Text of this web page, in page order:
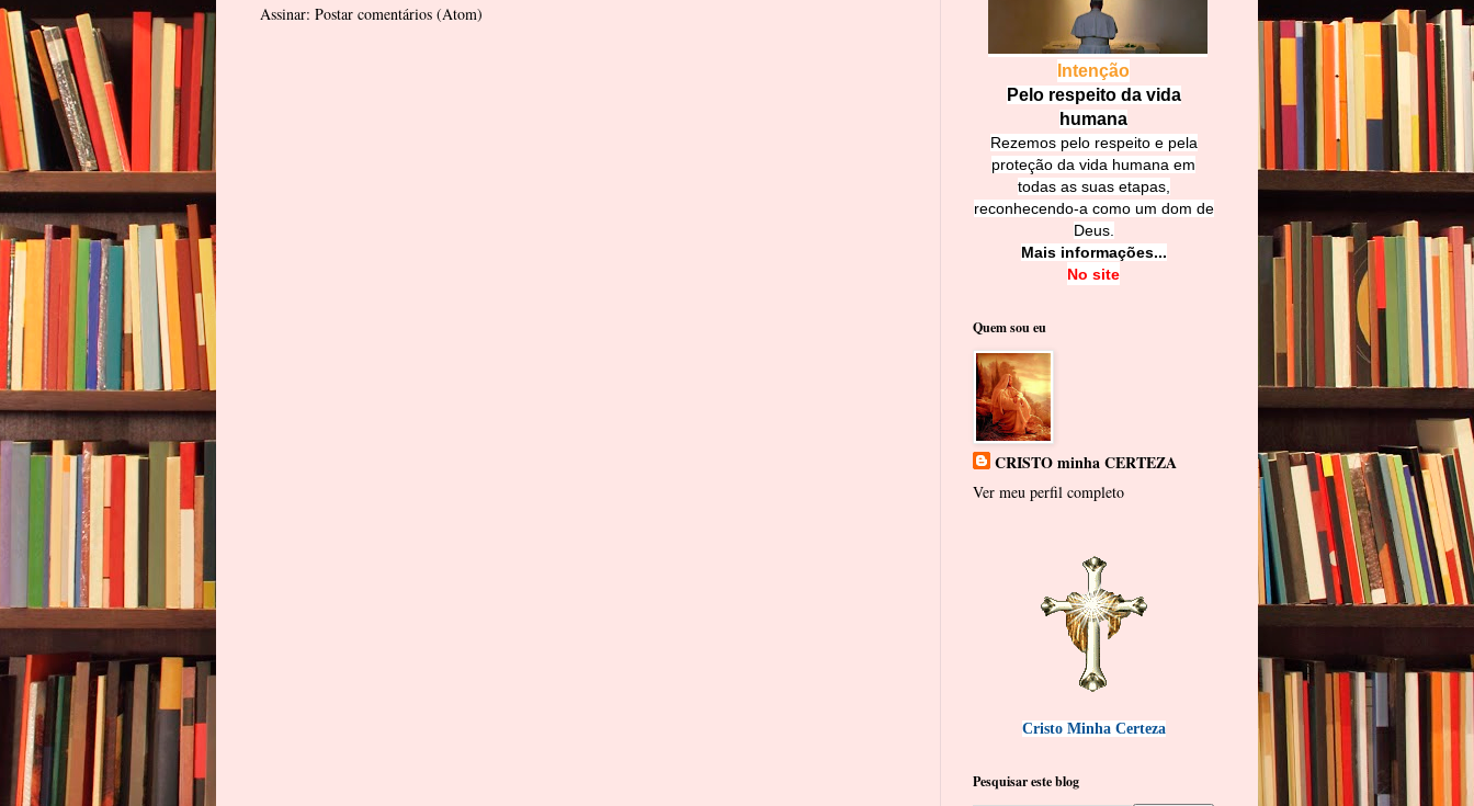
Assinar: Postar comentários (Atom)
Intenção
Pelo respeito da vida
humana
Rezemos pelo respeito e pela
proteção da vida humana em
todas as suas etapas,
reconhecendo-a como um dom de
Deus.
Mais informações...
No site
Quem sou eu
CRISTO minha CERTEZA
Ver meu perfil completo
Cristo Minha Certeza
Pesquisar este blog